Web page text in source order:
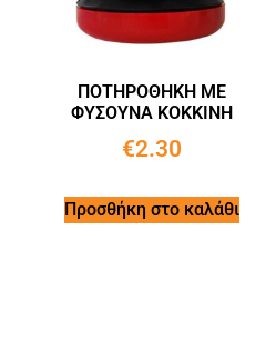
ΠΟΤΗΡΟΘΗΚΗ ΜΕ
ΦΥΣΟΥΝΑ ΚΟΚΚΙΝΗ
€2.30
Προσθήκη στο καλάθι